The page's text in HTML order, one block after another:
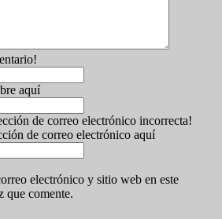
aquí
de correo electrónico incorrecta!
de correo electrónico aquí
electrónico y sitio web en este
que comente.